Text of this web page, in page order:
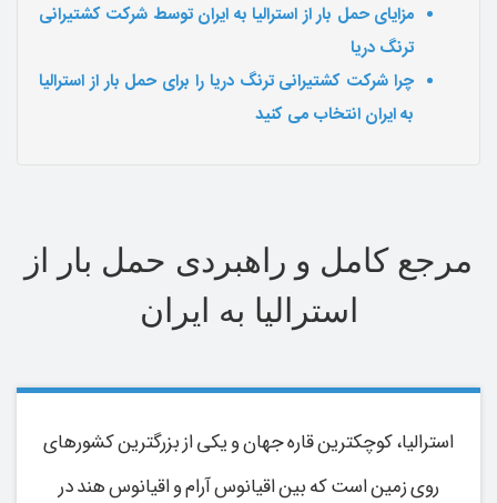
مزایای حمل بار از استرالیا به ایران توسط شرکت کشتیرانی
ترنگ دریا
چرا شرکت کشتیرانی ترنگ دریا را برای حمل بار از استرالیا
به ایران انتخاب می کنید
مرجع کامل و راهبردی حمل بار از
استرالیا به ایران
استرالیا، کوچکترین قاره جهان و یکی از بزرگترین کشورهای
روی زمین است که بین اقیانوس آرام و اقیانوس هند در